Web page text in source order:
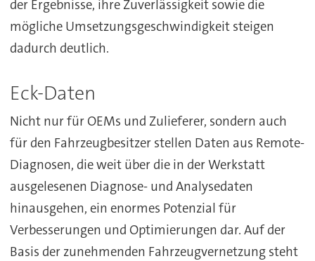
der Ergebnisse, ihre Zuverlässigkeit sowie die
mögliche Umsetzungsgeschwindigkeit steigen
dadurch deutlich.
Eck-Daten
Nicht nur für OEMs und Zulieferer, sondern auch
für den Fahrzeugbesitzer stellen Daten aus Remote-
Diagnosen, die weit über die in der Werkstatt
ausgelesenen Diagnose- und Analysedaten
hinausgehen, ein enormes Potenzial für
Verbesserungen und Optimierungen dar. Auf der
Basis der zunehmenden Fahrzeugvernetzung steht